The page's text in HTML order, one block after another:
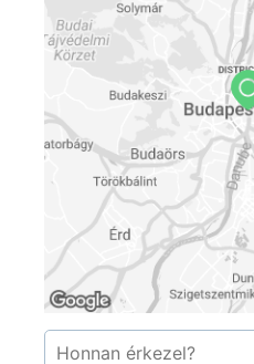
forrás: madachszinhaz.hu